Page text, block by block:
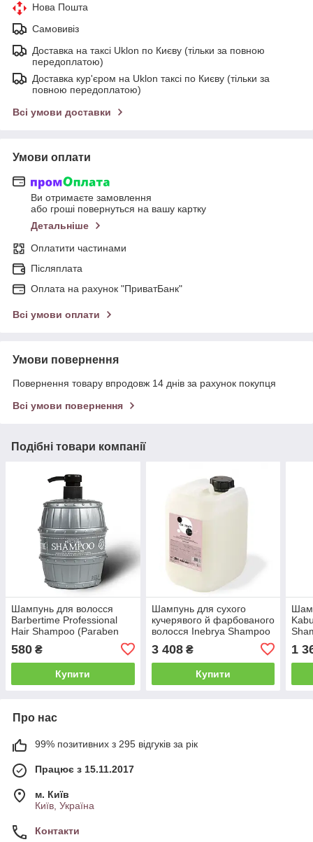
Нова Пошта
Самовивіз
Доставка на таксі Uklon по Києву (тільки за повною
передоплатою)
Доставка кур'єром на Uklon таксі по Києву (тільки за
повною передоплатою)
Всі умови доставки
Умови оплати
Ви отримаєте замовлення
або гроші повернуться на вашу картку
Детальніше
Оплатити частинами
Післяплата
Оплата на рахунок "ПриватБанк"
Всі умови оплати
Умови повернення
Повернення товару впродовж 14 днів за рахунок покупця
Всі умови повернення
Подібні товари компанії
Шампунь для волосся
Barbertime Professional
Hair Shampoo (Paraben
580 ₴
Купити
Шампунь для сухого
кучерявого й фарбованого
волосся Inebrya Shampoo
3 408₴
Купити
1
Про нас
99% позитивних з 295 відгуків за рік
Працює з 15.11.2017
м. Київ
Київ, Україна
Контакти